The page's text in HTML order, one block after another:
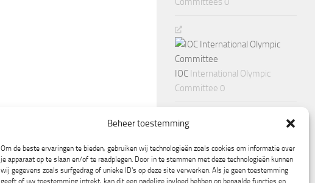
Beheer toestemming
Om de beste ervaringen te bieden, gebruiken wij technologieën zoals cookies om informatie over
je apparaat op te slaan en/of te raadplegen. Door in te stemmen met deze technologieën kunnen
wij gegevens zoals surfgedrag of unieke ID's op deze site verwerken. Als je geen toestemming
geeft of uw toestemming intrekt, kan dit een nadelige invloed hebben op bepaalde functies en
IOC International Olympic
Committee 0